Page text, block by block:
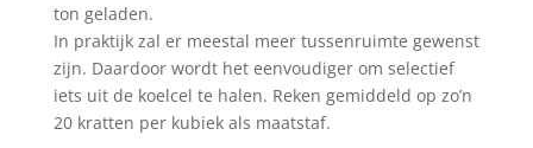
ton geladen.
In praktijk zal er meestal meer tussenruimte gewenst
zijn. Daardoor wordt het eenvoudiger om selectief
iets uit de koelcel te halen. Reken gemiddeld op zo’n
20 kratten per kubiek als maatstaf.